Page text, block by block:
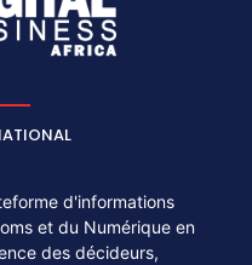
d'informations
et du Numérique en
des décideurs,